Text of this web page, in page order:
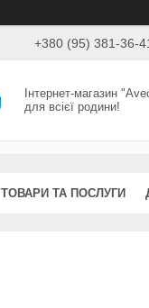
+380 (95) 381-36-
Інтернет-магазин
для всієї родини!
ТОВАРИ ТА ПОСЛУГИ